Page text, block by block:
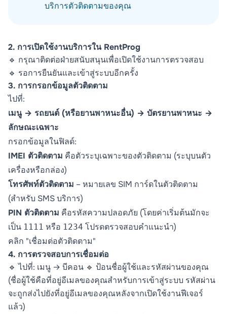
บริการตัวติดตามของคุณ
2. การเปิดใช้งานบริการใน RentProg
🔹 กรุณาติดต่อฝ่ายสนับสนุนเพื่อเปิดใช้งานการตรวจสอบ
🔹 รอการยืนยันและเข้าสู่ระบบอีกครั้ง
3. การกรอกข้อมูลตัวติดตาม
ไปที่:
เมนู → รถยนต์ (หรือยานพาหนะอื่น) → บัตรยานพาหนะ →
ลักษณะเฉพาะ
กรอกข้อมูลในฟิลด์:
IMEI ตัวติดตาม คือตัวระบุเฉพาะของตัวติดตาม (ระบุบนตัว
เครื่องหรือกล่อง)
โทรศัพท์ตัวติดตาม – หมายเลข SIM การ์ดในตัวติดตาม
(สำหรับ SMS บริการ)
PIN ตัวติดตาม คือรหัสความปลอดภัย (โดยค่าเริ่มต้นมักจะ
เป็น 1111 หรือ 1234 โปรดตรวจสอบคำแนะนำ)
คลิก "เชื่อมต่อตัวติดตาม"
4. การตรวจสอบการเชื่อมต่อ
🔹 ไปที่: เมนู → บีคอน 🔹 ป้อนชื่อผู้ใช้และรหัสผ่านของคุณ
(ชื่อผู้ใช้คือที่อยู่อีเมลของคุณสำหรับการเข้าสู่ระบบ รหัสผ่าน
จะถูกส่งไปยังที่อยู่อีเมลของคุณหลังจากเปิดใช้งานฟีเจอร์
แล้ว)